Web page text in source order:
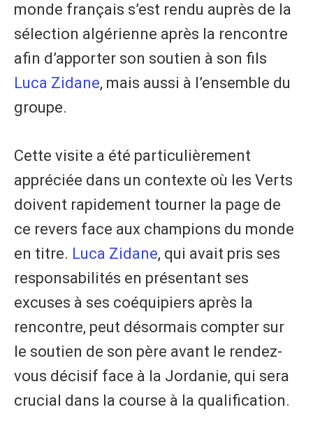
monde français s’est rendu auprès de la
sélection algérienne après la rencontre
afin d’apporter son soutien à son fils
Luca Zidane, mais aussi à l’ensemble du
groupe.
Cette visite a été particulièrement
appréciée dans un contexte où les Verts
doivent rapidement tourner la page de
ce revers face aux champions du monde
en titre. Luca Zidane, qui avait pris ses
responsabilités en présentant ses
excuses à ses coéquipiers après la
rencontre, peut désormais compter sur
le soutien de son père avant le rendez-
vous décisif face à la Jordanie, qui sera
crucial dans la course à la qualification.